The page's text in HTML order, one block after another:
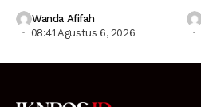
Wanda Afifah
08:41 Agustus 6, 2026